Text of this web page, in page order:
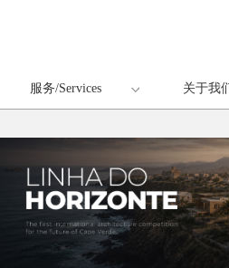
服务/Services 关于我